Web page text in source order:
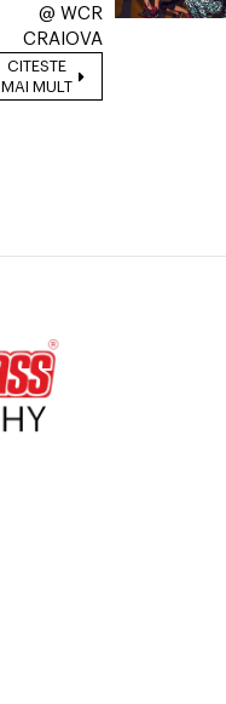
@ WCR
CRAIOVA
CITESTE
MAI MULT